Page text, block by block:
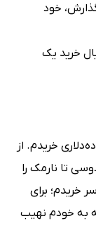
خود
خرید یک
خریدم. از
تا نارمک را
خریدم؛ برای
به خودم نهیب